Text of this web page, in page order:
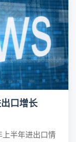
口增长
上半年进出口情